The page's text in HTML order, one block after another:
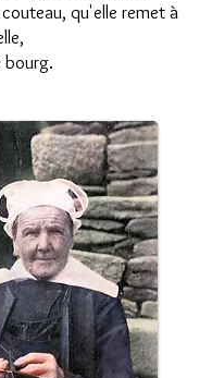
qu'elle remet à
bourg.